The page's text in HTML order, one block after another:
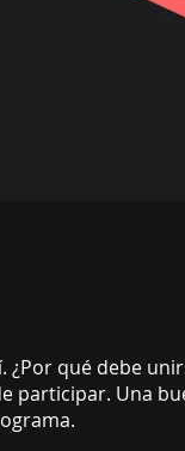
qué debe
participar. Una